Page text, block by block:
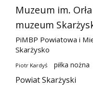
Muzeum im.
muzeum
PiMBP Powiatowa i
Skarżysko
Piotr Kardyś piłka nożna
Powiat Skarżyski